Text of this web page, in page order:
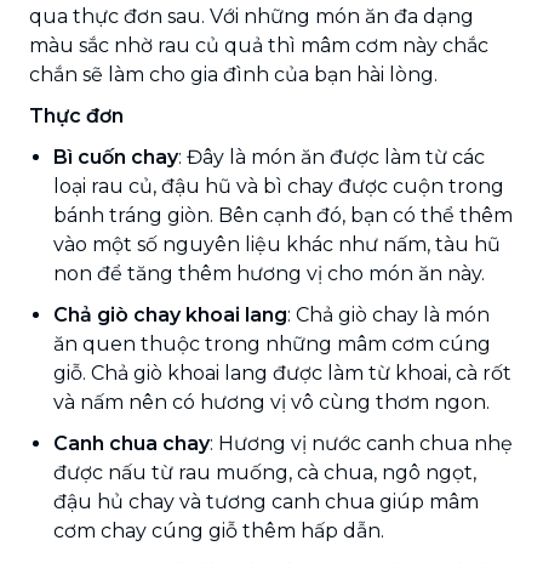
qua thực đơn sau. Với những món ăn đa dạng
màu sắc nhờ rau củ quả thì mâm cơm này chắc
chắn sẽ làm cho gia đình của bạn hài lòng.
Thực đơn
Bì cuốn chay: Đây là món ăn được làm từ các
loại rau củ, đậu hũ và bì chay được cuộn trong
bánh tráng giòn. Bên cạnh đó, bạn có thể thêm
vào một số nguyên liệu khác như nấm, tàu hũ
non để tăng thêm hương vị cho món ăn này.
Chả giò chay khoai lang: Chả giò chay là món
ăn quen thuộc trong những mâm cơm cúng
giỗ. Chả giò khoai lang được làm từ khoai, cà rốt
và nấm nên có hương vị vô cùng thơm ngon.
Canh chua chay: Hương vị nước canh chua nhẹ
được nấu từ rau muống, cà chua, ngô ngọt,
đậu hủ chay và tương canh chua giúp mâm
cơm chay cúng giỗ thêm hấp dẫn.